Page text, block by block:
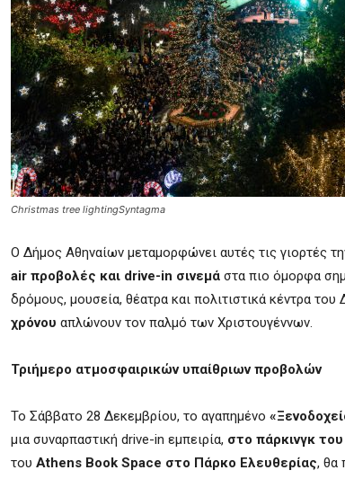
Christmas tree lightingSyntagma
Ο Δήμος Αθηναίων μεταμορφώνει αυτές τις γιορτές
air προβολές και drive-in σινεμά στα πιο όμορφα
δρόμους, μουσεία, θέατρα και πολιτιστικά κέντρα του
χρόνου απλώνουν τον παλμό των Χριστουγέννων.
Τριήμερο ατμοσφαιρικών υπαίθριων προβολών
Το Σάββατο 28 Δεκεμβρίου, το αγαπημένο
μια συναρπαστική drive-in εμπειρία, στο πάρκινγκ
του Athens Book Space στο Πάρκο Ελευθερίας, θα